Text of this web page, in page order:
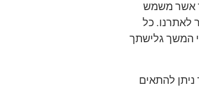
אשר משמש
לאתרנו. כל
המשך גלישתך
ניתן להתאים